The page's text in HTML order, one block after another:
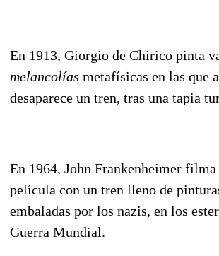
En 1913, Giorgio de Chirico pinta
melancolías metafísicas en las que
desaparece un tren, tras una tapia
En 1964, John Frankenheimer filma
película con un tren lleno de
embaladas por los nazis, en los
Guerra Mundial.